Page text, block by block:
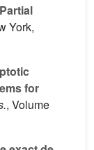
York,
for
, Volume